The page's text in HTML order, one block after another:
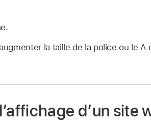
la taille de la police ou le A
d’un site